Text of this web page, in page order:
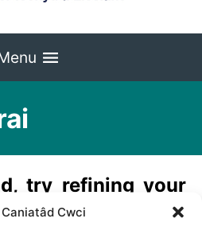
Cwci
try refining your